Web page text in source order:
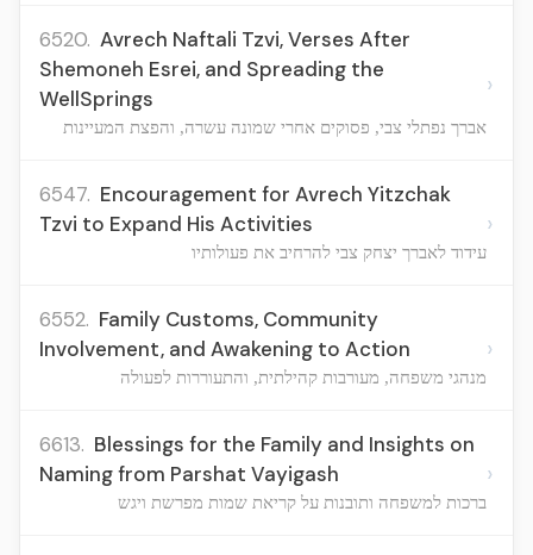
6520. Avrech Naftali Tzvi, Verses After
Shemoneh Esrei, and Spreading the
WellSprings
אברך נפתלי צבי, פסוקים אחרי שמונה עשרה, והפצת המעיינות
›
6547. Encouragement for Avrech Yitzchak
Tzvi to Expand His Activities
עידוד לאברך יצחק צבי להרחיב את פעולותיו
›
6552. Family Customs, Community
Involvement, and Awakening to Action
מנהגי משפחה, מעורבות קהילתית, והתעוררות לפעולה
›
6613. Blessings for the Family and Insights on
Naming from Parshat Vayigash
ברכות למשפחה ותובנות על קריאת שמות מפרשת ויגש
›